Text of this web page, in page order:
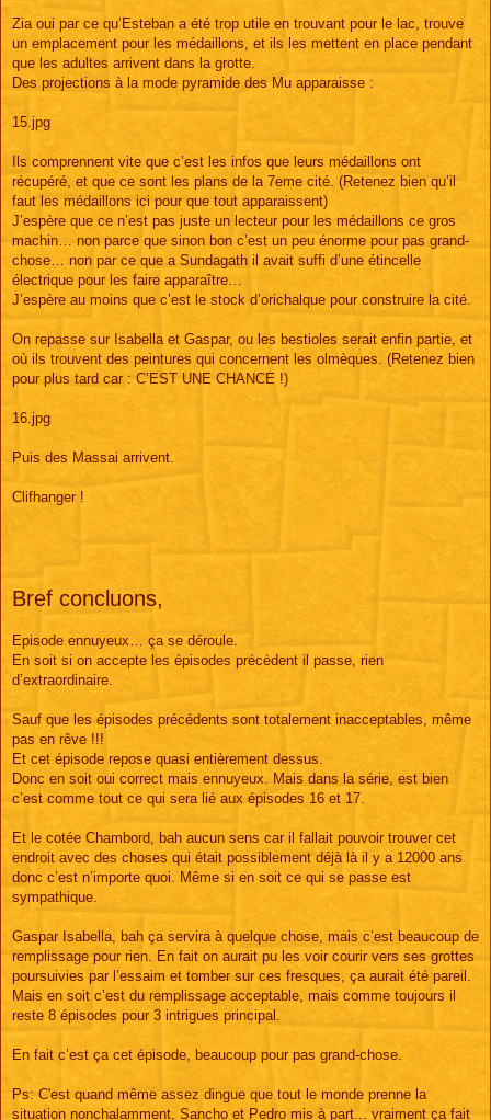
Zia oui par ce qu’Esteban a été trop utile en trouvant pour le lac, trouve
un emplacement pour les médaillons, et ils les mettent en place pendant
que les adultes arrivent dans la grotte.
Des projections à la mode pyramide des Mu apparaisse :
15.jpg
Ils comprennent vite que c’est les infos que leurs médaillons ont
récupéré, et que ce sont les plans de la 7eme cité. (Retenez bien qu’il
faut les médaillons ici pour que tout apparaissent)
J’espère que ce n’est pas juste un lecteur pour les médaillons ce gros
machin… non parce que sinon bon c’est un peu énorme pour pas grand-
chose… non par ce que a Sundagath il avait suffi d’une étincelle
électrique pour les faire apparaître…
J’espère au moins que c’est le stock d’orichalque pour construire la cité.
On repasse sur Isabella et Gaspar, ou les bestioles serait enfin partie, et
où ils trouvent des peintures qui concernent les olmèques. (Retenez bien
pour plus tard car : C’EST UNE CHANCE !)
16.jpg
Puis des Massai arrivent.
Clifhanger !
Bref concluons,
Episode ennuyeux… ça se déroule.
En soit si on accepte les épisodes précèdent il passe, rien
d’extraordinaire.
Sauf que les épisodes précédents sont totalement inacceptables, même
pas en rêve !!!
Et cet épisode repose quasi entièrement dessus.
Donc en soit oui correct mais ennuyeux. Mais dans la série, est bien
c’est comme tout ce qui sera lié aux épisodes 16 et 17.
Et le cotée Chambord, bah aucun sens car il fallait pouvoir trouver cet
endroit avec des choses qui était possiblement déjà là il y a 12000 ans
donc c’est n’importe quoi. Même si en soit ce qui se passe est
sympathique.
Gaspar Isabella, bah ça servira à quelque chose, mais c’est beaucoup de
remplissage pour rien. En fait on aurait pu les voir courir vers ses grottes
poursuivies par l’essaim et tomber sur ces fresques, ça aurait été pareil.
Mais en soit c’est du remplissage acceptable, mais comme toujours il
reste 8 épisodes pour 3 intrigues principal.
En fait c’est ça cet épisode, beaucoup pour pas grand-chose.
Ps: C'est quand même assez dingue que tout le monde prenne la
situation nonchalamment, Sancho et Pedro mis à part... vraiment ça fait